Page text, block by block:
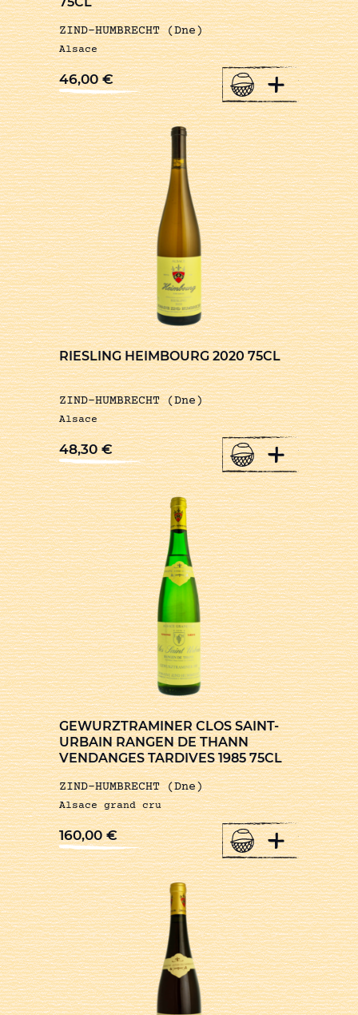
ZIND-HUMBRECHT (Dne)
Alsace
46,00€ +
RIESLING HEIMBOURG 2020 75CL
ZIND-HUMBRECHT (Dne)
Alsace
48,30€ +
GEWURZTRAMINER CLOS SAINT-
URBAIN RANGEN DE THANN
VENDANGES TARDIVES 1985 75CL
ZIND-HUMBRECHT (Dne)
Alsace grand cru
160,00€ +